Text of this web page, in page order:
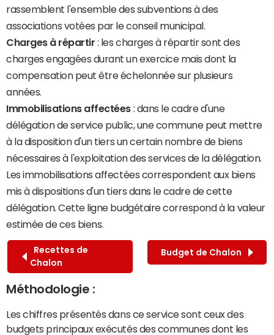
rassemblent l'ensemble des subventions à des
associations votées par le conseil municipal.
Charges à répartir : les charges à répartir sont des
charges engagées durant un exercice mais dont la
compensation peut être échelonnée sur plusieurs
années.
Immobilisations affectées : dans le cadre d'une
délégation de service public, une commune peut mettre
à la disposition d'un tiers un certain nombre de biens
nécessaires à l'exploitation des services de la délégation.
Les immobilisations affectées correspondent aux biens
mis à dispositions d'un tiers dans le cadre de cette
délégation. Cette ligne budgétaire correspond à la valeur
estimée de ces biens.
Recettes de
Chalon
Budget de Chalon
Méthodologie :
Les chiffres présentés dans ce service sont ceux des
budgets principaux exécutés des communes dont les